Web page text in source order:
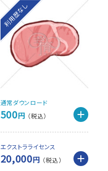
利用歴なし
通常ダウンロード
500円
エクストラライセンス
20,000円